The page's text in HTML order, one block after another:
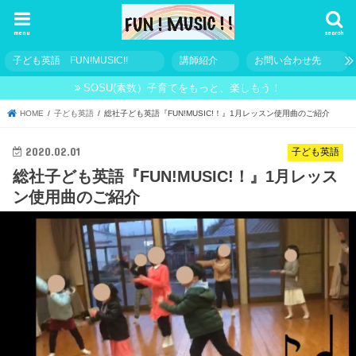
search
menu
子ども英語 FUN!MUSIC!! 講師紹介 お問い合わせ先
SOSU(素数）子育てをもっと、楽しもう！
HOME 子ども英語 総社子ども英語『FUN!MUSIC!！』1月レッスン使用曲のご紹介
子ども英語
2020.02.01
総社子ども英語『FUN!MUSIC!！』1月レッス
ン使用曲のご紹介